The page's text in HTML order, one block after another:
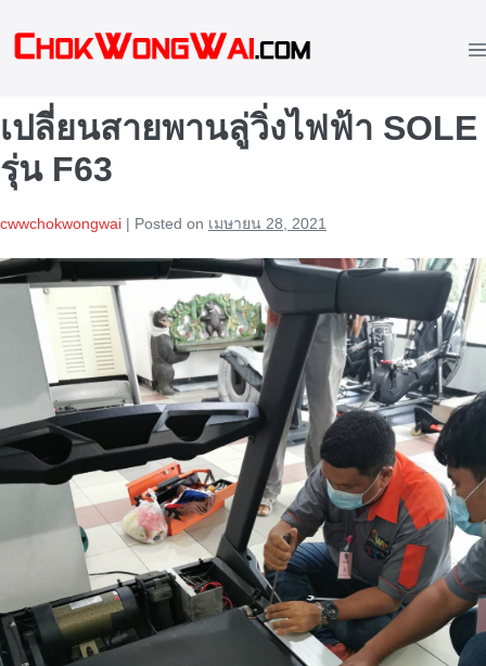
เปลี่ยนสายพานลู่วิ่งไฟฟ้า SOLE
รุ่น F63
cwwchokwongwai | Posted on เมษายน 28, 2021